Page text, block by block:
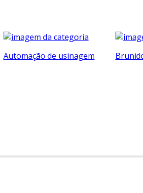
Automação de usinagem